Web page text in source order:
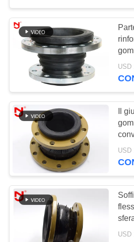
Giunto di
di gomma
Giunti di
di PTFE
USD
Il
USD
USD